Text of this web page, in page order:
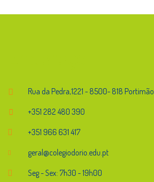
Rua da Pedra,1221 - 8500- 818 Portimão
+351 282 480 390
+351 966 631 417
geral@colegiodorio.edu.pt
Seg - Sex: 7h30 - 19h00